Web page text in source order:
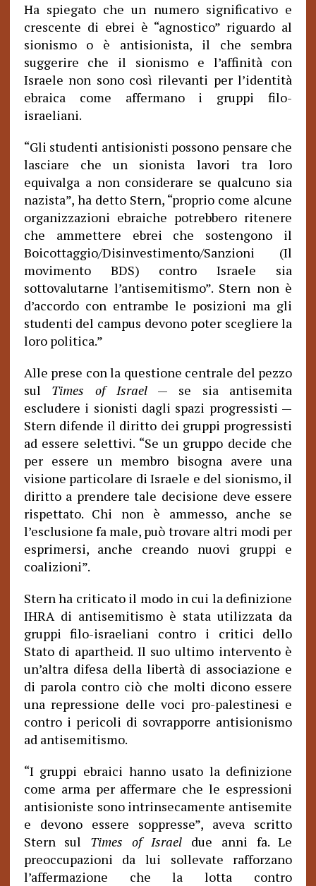
Ha spiegato che un numero significativo e
crescente di ebrei è “agnostico” riguardo al
sionismo o è antisionista, il che sembra
suggerire che il sionismo e l’affinità con
Israele non sono così rilevanti per l’identità
ebraica come affermano i gruppi filo-
israeliani.
“Gli studenti antisionisti possono pensare che
lasciare che un sionista lavori tra loro
equivalga a non considerare se qualcuno sia
nazista”, ha detto Stern, “proprio come alcune
organizzazioni ebraiche potrebbero ritenere
che ammettere ebrei che sostengono il
Boicottaggio/Disinvestimento/Sanzioni (Il
movimento BDS) contro Israele sia
sottovalutarne l’antisemitismo”. Stern non è
d’accordo con entrambe le posizioni ma gli
studenti del campus devono poter scegliere la
loro politica.”
Alle prese con la questione centrale del pezzo
sul Times of Israel— se sia antisemita
escludere i sionisti dagli spazi progressisti —
Stern difende il diritto dei gruppi progressisti
ad essere selettivi. “Se un gruppo decide che
per essere un membro bisogna avere una
visione particolare di Israele e del sionismo, il
diritto a prendere tale decisione deve essere
rispettato. Chi non è ammesso, anche se
l’esclusione fa male, può trovare altri modi per
esprimersi, anche creando nuovi gruppi e
coalizioni”.
Stern ha criticato il modo in cui la definizione
IHRA di antisemitismo è stata utilizzata da
gruppi filo-israeliani contro i critici dello
Stato di apartheid. Il suo ultimo intervento è
un’altra difesa della libertà di associazione e
di parola contro ciò che molti dicono essere
una repressione delle voci pro-palestinesi e
contro i pericoli di sovrapporre antisionismo
ad antisemitismo.
“I gruppi ebraici hanno usato la definizione
come arma per affermare che le espressioni
antisioniste sono intrinsecamente antisemite
e devono essere soppresse”, aveva scritto
Stern sul Times of Israel due anni fa. Le
preoccupazioni da lui sollevate rafforzano
l’affermazione che la lotta contro